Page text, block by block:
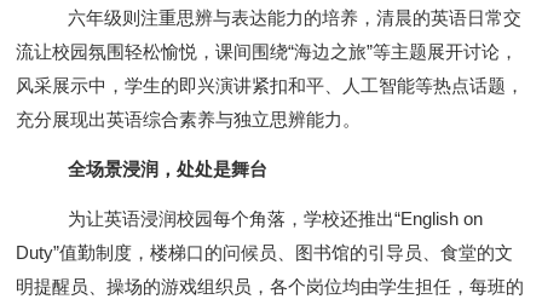
六年级则注重思辨与表达能力的培养，清晨的英语日常交
流让校园氛围轻松愉悦，课间围绕“海边之旅”等主题展开讨论，
风采展示中，学生的即兴演讲紧扣和平、人工智能等热点话题，
充分展现出英语综合素养与独立思辨能力。
全场景浸润，处处是舞台
为让英语浸润校园每个角落，学校还推出“English on
Duty”值勤制度，楼梯口的问候员、图书馆的引导员、食堂的文
明提醒员、操场的游戏组织员，各个岗位均由学生担任，每班的